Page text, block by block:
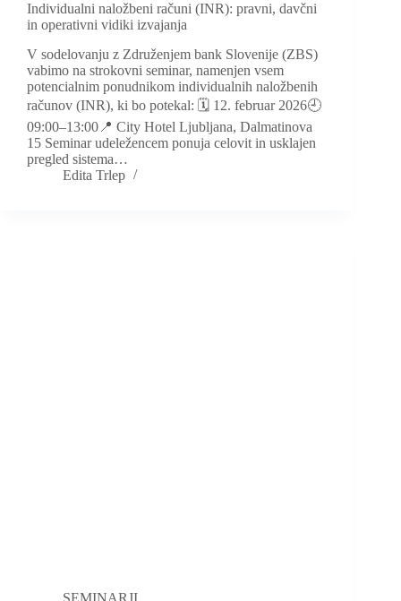
Individualni naložbeni računi (INR): pravni, davčni
in operativni vidiki izvajanja
V sodelovanju z Združenjem bank Slovenije (ZBS)
vabimo na strokovni seminar, namenjen vsem
potencialnim ponudnikom individualnih naložbenih
računov (INR), ki bo potekal: 🗓 12. februar 2026🕘
09:00–13:00📍 City Hotel Ljubljana, Dalmatinova
15 Seminar udeležencem ponuja celovit in usklajen
pregled sistema…
Edita Trlep